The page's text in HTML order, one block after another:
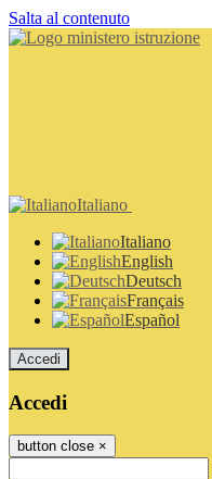
Salta al contenuto
Italiano
Italiano
English
Deutsch
Français
Español
Accedi
Accedi
button close ×